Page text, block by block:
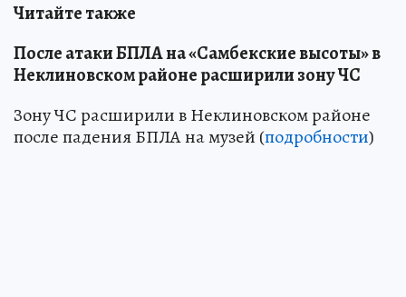
Читайте также
После атаки БПЛА на «Самбекские высоты» в
Неклиновском районе расширили зону ЧС
Зону ЧС расширили в Неклиновском районе
после падения БПЛА на музей (подробности)